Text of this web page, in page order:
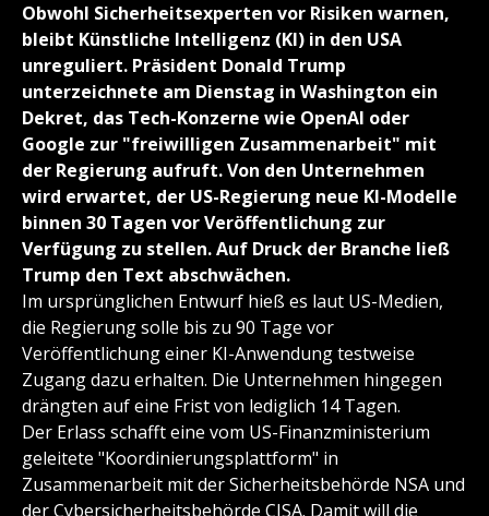
Obwohl Sicherheitsexperten vor Risiken warnen,
bleibt Künstliche Intelligenz (KI) in den USA
unreguliert. Präsident Donald Trump
unterzeichnete am Dienstag in Washington ein
Dekret, das Tech-Konzerne wie OpenAI oder
Google zur "freiwilligen Zusammenarbeit" mit
der Regierung aufruft. Von den Unternehmen
wird erwartet, der US-Regierung neue KI-Modelle
binnen 30 Tagen vor Veröffentlichung zur
Verfügung zu stellen. Auf Druck der Branche ließ
Trump den Text abschwächen.
Im ursprünglichen Entwurf hieß es laut US-Medien,
die Regierung solle bis zu 90 Tage vor
Veröffentlichung einer KI-Anwendung testweise
Zugang dazu erhalten. Die Unternehmen hingegen
drängten auf eine Frist von lediglich 14 Tagen.
Der Erlass schafft eine vom US-Finanzministerium
geleitete "Koordinierungsplattform" in
Zusammenarbeit mit der Sicherheitsbehörde NSA und
der Cybersicherheitsbehörde CISA. Damit will die